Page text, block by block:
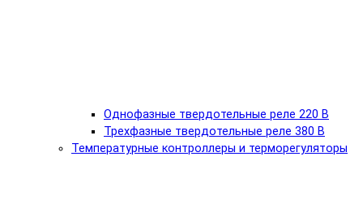
Однофазные твердотельные реле 220 В
Трехфазные твердотельные реле 380 В
Температурные контроллеры и терморегуляторы